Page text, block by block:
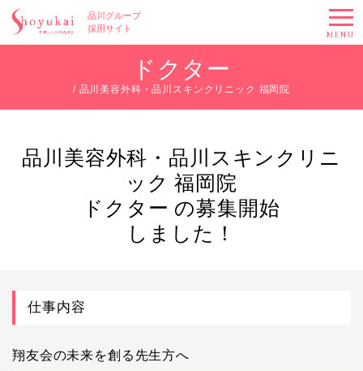
品川グループ
採用サイト
MENU
ドクター
/ 品川美容外科・品川スキンクリニック 福岡院
品川美容外科・品川スキンクリニ
ック 福岡院
ドクター の募集開始
しました！
仕事内容
翔友会の未来を創る先生方へ